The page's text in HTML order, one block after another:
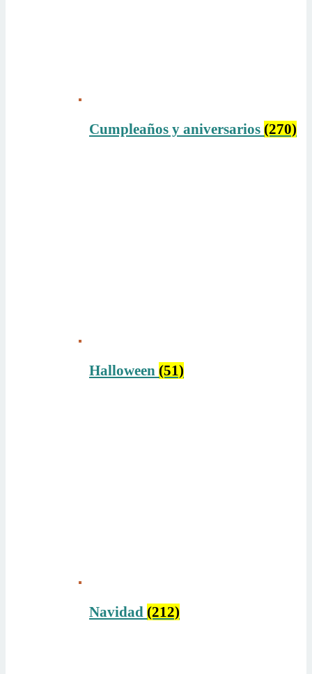
Cumpleaños y aniversarios (270)
Halloween (51)
Navidad (212)